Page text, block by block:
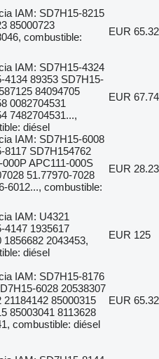
IAM: SD7H15-8215
85000723
combustible:
EUR 65.32
IAM: SD7H15-4324
4134 89353 SD7H15-
84094705
0082704531
7482704531...,
diésel
EUR 67.74
IAM: SD7H15-6008
8117 SD7H154762
000P APC111-000S
51.77970-7028
6012..., combustible:
EUR 28.23
IAM: U4321
4147 1935617
1856682 2043453,
diésel
EUR 125
IAM: SD7H15-8176
6028 20538307
21184142 85000315
85003041 8113628
combustible: diésel
EUR 65.32